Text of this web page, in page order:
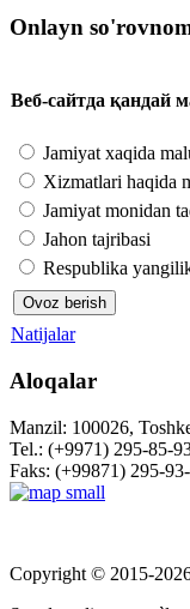
Onlayn
Веб-сайтда қандай
Jamiyat xaqida
Xizmatlari haqida
Jamiyat monidan
Jahon tajribasi
Respublika
Natijalar
Aloqalar
Manzil: 100026,
Tel.: (+9971) 295-85-
Faks: (+99871) 295-
Copyright © 2015-